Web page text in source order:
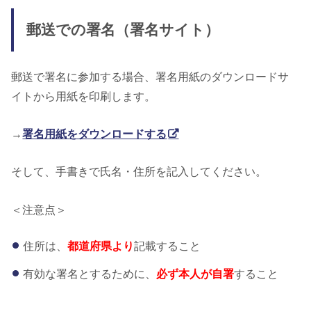
郵送での署名（署名サイト）
郵送で署名に参加する場合、署名用紙のダウンロードサ
イトから用紙を印刷します。
→署名用紙をダウンロードする
そして、手書きで氏名・住所を記入してください。
＜注意点＞
住所は、 都道府県より記載すること
有効な署名とするために、 必ず本人が自署すること